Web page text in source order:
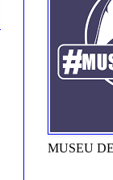
MUSEU